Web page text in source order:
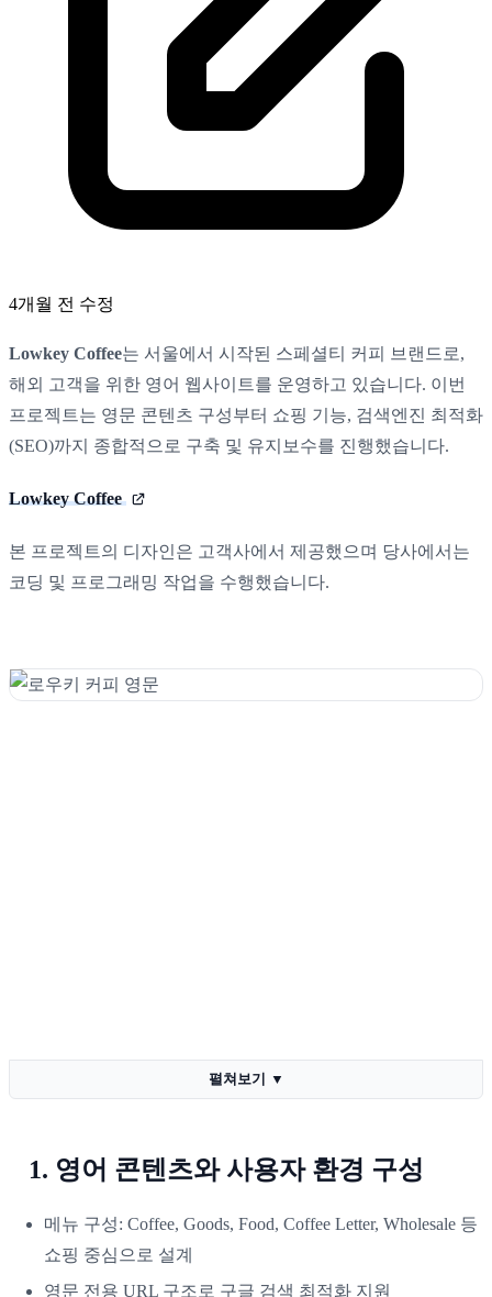
4개월 전 수정
Lowkey Coffee는 서울에서 시작된 스페셜티 커피 브랜드로,
해외 고객을 위한 영어 웹사이트를 운영하고 있습니다. 이번
프로젝트는 영문 콘텐츠 구성부터 쇼핑 기능, 검색엔진 최적화
(SEO)까지 종합적으로 구축 및 유지보수를 진행했습니다.
Lowkey Coffee
본 프로젝트의 디자인은 고객사에서 제공했으며 당사에서는
코딩 및 프로그래밍 작업을 수행했습니다.
펼쳐보기 ▼
1. 영어 콘텐츠와 사용자 환경 구성
메뉴 구성: Coffee, Goods, Food, Coffee Letter, Wholesale 등
쇼핑 중심으로 설계
영문 전용 URL 구조로 구글 검색 최적화 지원